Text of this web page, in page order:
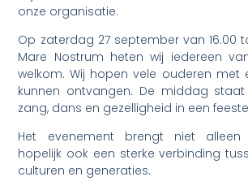
onze organisatie.
Op zaterdag 27 september van 16.00
Mare Nostrum heten wij iedereen
welkom. Wij hopen vele ouderen met
kunnen ontvangen. De middag
zang, dans en gezelligheid in een
Het evenement brengt niet alleen
hopelijk ook een sterke verbinding
culturen en generaties.